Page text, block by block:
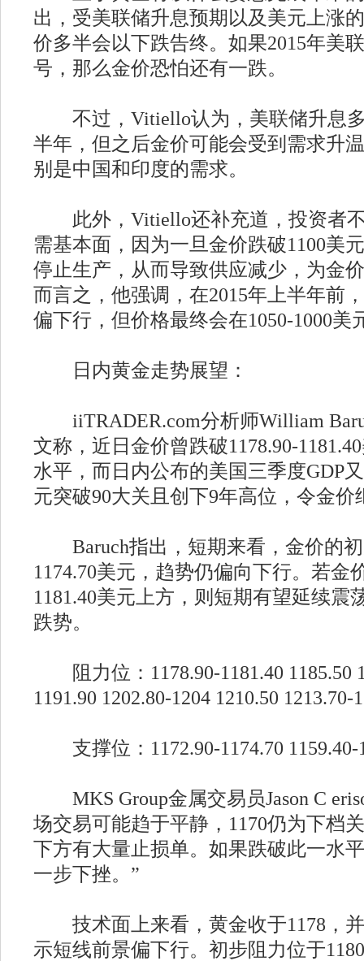
出，受美联储升息预期以及美元上涨
价多半会以下跌告终。如果2015年美
号，那么金价恐怕还有一跌。
不过，Vitiello认为，美联储升息多
半年，但之后金价可能会受到需求升
别是中国和印度的需求。
此外，Vitiello还补充道，投资者不
需基本面，因为一旦金价跌破1100美
停止生产，从而导致供应减少，为金
而言之，他强调，在2015年上半年前
偏下行，但价格最终会在1050-1000美
日内黄金走势展望：
iiTRADER.com分析师William
文称，近日金价曾跌破1178.90-
水平，而日内公布的美国三季度GDP
元突破90大关且创下9年高位，令金价
Baruch指出，短期来看，金价的初
1174.70美元，趋势仍偏向下行。若金
1181.40美元上方，则短期有望延续震
跌势。
阻力位：1178.90-1181.40 1185.50
1191.90 1202.80-1204 1210.50 1213.70-
支撑位：1172.90-1174.70 1159.40-
MKS Group金属交易员Jason C
场交易可能趋于平静，1170仍为下档
下方有大量止损单。如果跌破此一水
一步下挫。”
技术面上来看，黄金收于1178，
示短线前景偏下行。初步阻力位于